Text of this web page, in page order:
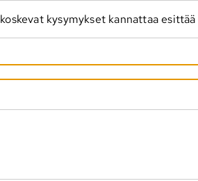
kysymykset kannattaa esittää